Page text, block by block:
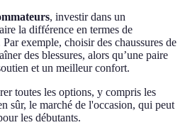
, investir dans un
la différence en termes de
exemple, choisir des chaussures de
des blessures, alors qu’une paire
et un meilleur confort.
toutes les options, y compris les
sûr, le marché de l'occasion, qui peut
les débutants.